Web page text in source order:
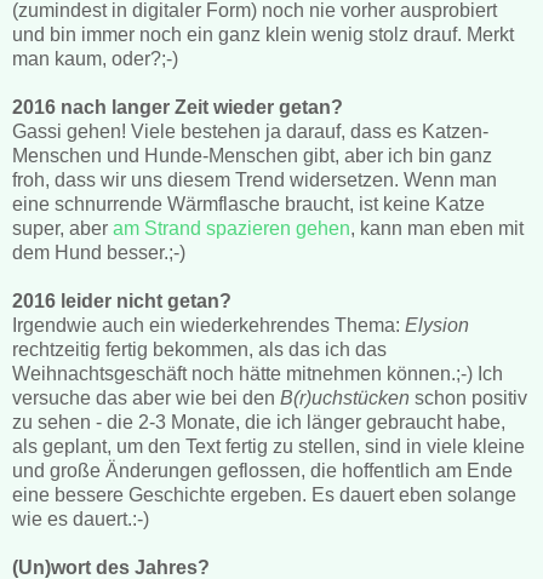
(zumindest in digitaler Form) noch nie vorher ausprobiert
und bin immer noch ein ganz klein wenig stolz drauf. Merkt
man kaum, oder?;-)
2016 nach langer Zeit wieder getan?
Gassi gehen! Viele bestehen ja darauf, dass es Katzen-
Menschen und Hunde-Menschen gibt, aber ich bin ganz
froh, dass wir uns diesem Trend widersetzen. Wenn man
eine schnurrende Wärmflasche braucht, ist keine Katze
super, aber am Strand spazieren gehen, kann man eben mit
dem Hund besser.;-)
2016 leider nicht getan?
Irgendwie auch ein wiederkehrendes Thema: Elysion
rechtzeitig fertig bekommen, als das ich das
Weihnachtsgeschäft noch hätte mitnehmen können.;-) Ich
versuche das aber wie bei den B(r)uchstücken schon positiv
zu sehen - die 2-3 Monate, die ich länger gebraucht habe,
als geplant, um den Text fertig zu stellen, sind in viele kleine
und große Änderungen geflossen, die hoffentlich am Ende
eine bessere Geschichte ergeben. Es dauert eben solange
wie es dauert.:-)
(Un)wort des Jahres?